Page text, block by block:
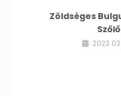
Zöldséges